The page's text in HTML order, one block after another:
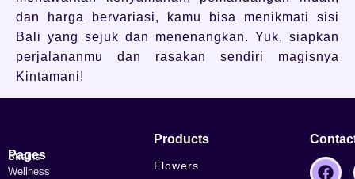
dan harga bervariasi, kamu bisa menikmati sisi
Bali yang sejuk dan menenangkan. Yuk, siapkan
perjalananmu dan rasakan sendiri magisnya
Kintamani!
Strains
Wellness
Pages
Products
Flowers